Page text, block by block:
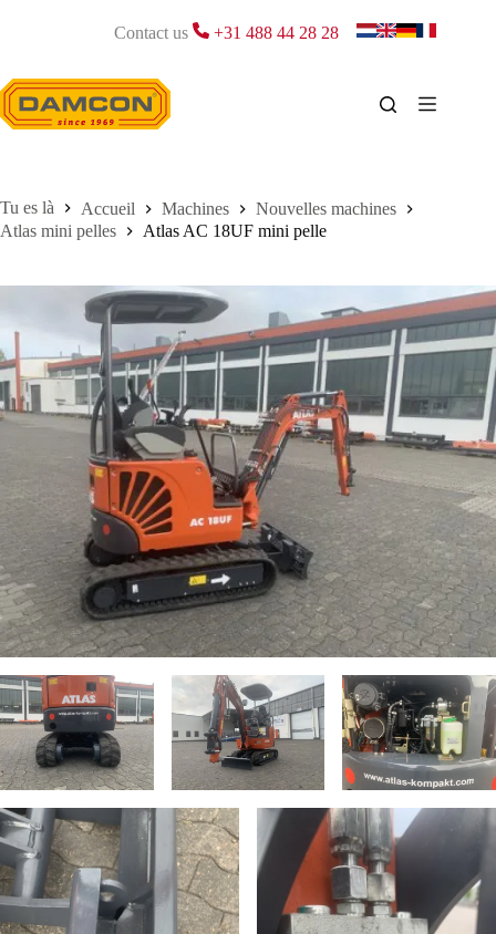
Contact us +31 488 44 28 28
Accueil Machines
Nouvelles machines
Atlas mini pelles
Atlas AC 18UF mini pelle